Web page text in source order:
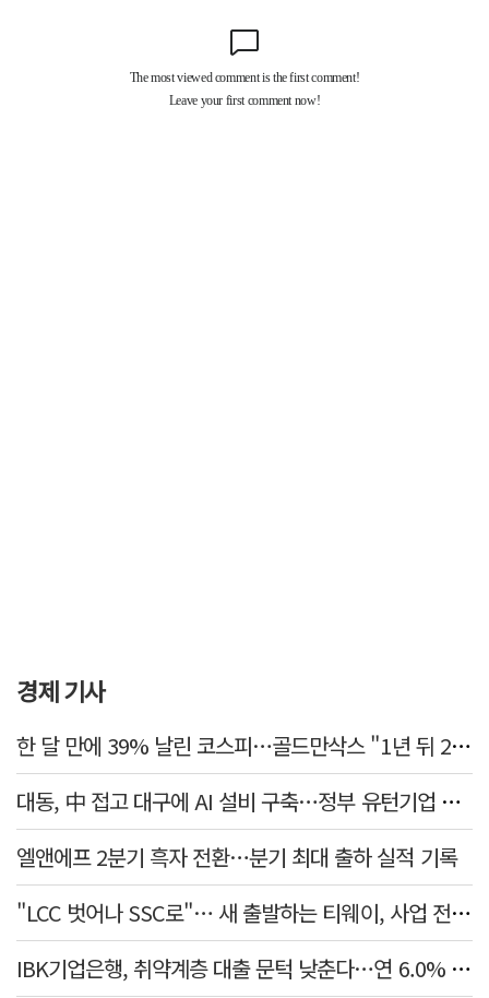
경제 기사
한 달 만에 39% 날린 코스피…골드만삭스 "1년 뒤 2배" 예상, 왜?
대동, 中 접고 대구에 AI 설비 구축…정부 유턴기업 선정
엘앤에프 2분기 흑자 전환…분기 최대 출하 실적 기록
"LCC 벗어나 SSC로"… 새 출발하는 티웨이, 사업 전략 발표
IBK기업은행, 취약계층 대출 문턱 낮춘다…연 6.0% 'i-ONE 햇살론 특례보증' 비대면 출시